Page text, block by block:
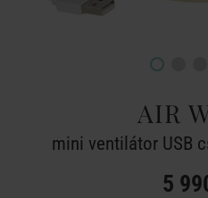
AIR
mini ventilátor USB
5